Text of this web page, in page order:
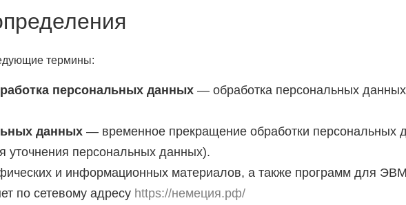
термины:
персональных данных — обработка персональных
данных — временное прекращение обработки персональных
уточнения персональных данных).
и информационных материалов, а также программ для
по сетевому адресу https://немеция.рф/